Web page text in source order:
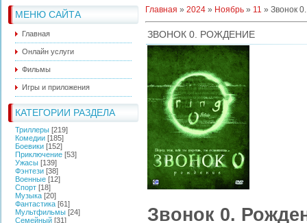
МЕНЮ САЙТА
Главная
Онлайн услуги
Фильмы
Игры и приложения
КАТЕГОРИИ РАЗДЕЛА
Триллеры [219]
Комедии [185]
Боевики [152]
Приключение [53]
Ужасы [139]
Фэнтези [38]
Военные [12]
Спорт [18]
Музыка [20]
Фантастика [61]
Мультфильмы [24]
Семейный [31]
Главная » 2024 » Ноябрь » 11 » Звонок
ЗВОНОК 0. РОЖДЕНИЕ
Звонок 0.